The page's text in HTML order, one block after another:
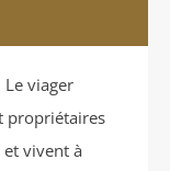
Le viager
propriétaires
vivent à